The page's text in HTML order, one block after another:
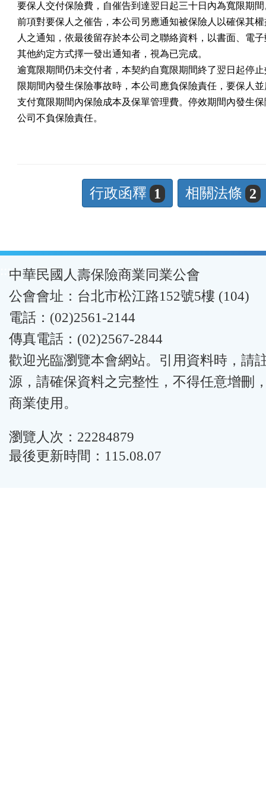
要保人交付保險費，自催告到達翌日起三十日內為寬限期間
前項對要保人之催告，本公司另應通知被保險人以確保其
人之通知，依最後留存於本公司之聯絡資料，以書面、電
其他約定方式擇一發出通知者，視為已完成。
逾寬限期間仍未交付者，本契約自寬限期間終了翌日起停
限期間內發生保險事故時，本公司應負保險責任，要保人
支付寬限期間內保險成本及保單管理費。停效期間內發生
公司不負保險責任。
行政函釋 1 相關法條 2
:::中華民國人壽保險商業同業公會
公會會址：台北市松江路152號5樓 (104)
電話：(02)2561-2144
傳真電話：(02)2567-2844
歡迎光臨瀏覽本會網站。引用資料時，請
源，請確保資料之完整性，不得任意增刪
商業使用。
瀏覽人次：22284879
最後更新時間：115.08.07